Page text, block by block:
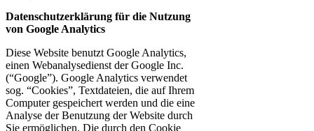
Datenschutzerklärung für die Nutzung
von Google Analytics
Diese Website benutzt Google Analytics,
einen Webanalysedienst der Google Inc.
(“Google”). Google Analytics verwendet
sog. “Cookies”, Textdateien, die auf Ihrem
Computer gespeichert werden und die eine
Analyse der Benutzung der Website durch
Sie ermöglichen. Die durch den Cookie